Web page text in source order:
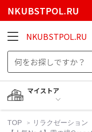
NKUBSTPOL.RU
NKUBSTPOL.RU
マイストア
TOP リラクゼーション